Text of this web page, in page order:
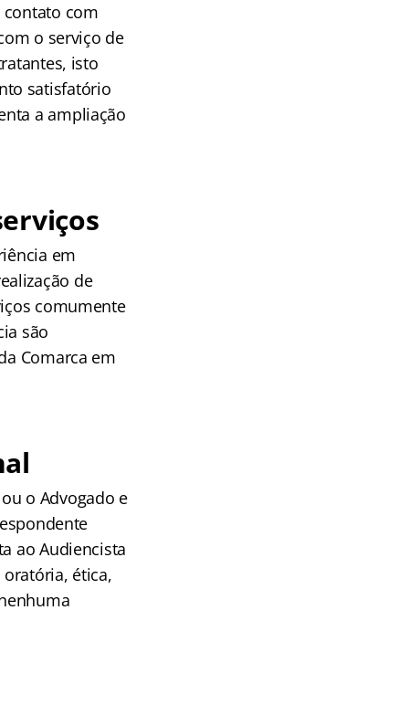
com
o serviço de
isto
satisfatório
a ampliação
em
de
comumente
são
Comarca em
o Advogado e
ao Audiencista
ética,